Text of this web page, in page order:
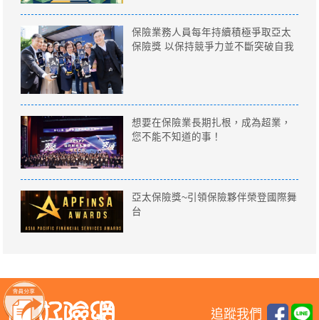
保險業務人員每年持續積極爭取亞太
保險獎 以保持競爭力並不斷突破自我
想要在保險業長期扎根，成為超業，
您不能不知道的事！
亞太保險獎~引領保險夥伴榮登國際舞
台
追蹤我們